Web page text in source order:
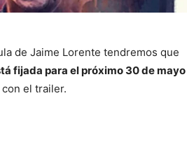
de Jaime Lorente tendremos que
fijada para el próximo 30 de mayo
el trailer.